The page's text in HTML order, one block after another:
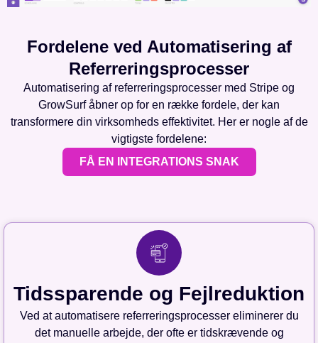
Fordelene ved Automatisering af
Referreringsprocesser
Automatisering af referreringsprocesser med Stripe og
GrowSurf åbner op for en række fordele, der kan
transformere din virksomheds effektivitet. Her er nogle af de
vigtigste fordelene:
FÅ EN INTEGRATIONS SNAK
Tidssparende og Fejlreduktion
Ved at automatisere referreringsprocesser eliminerer du
det manuelle arbejde, der ofte er tidskrævende og